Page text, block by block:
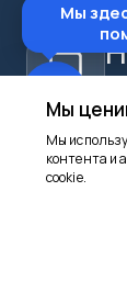
Мы
Мы
контента и
cookie.
Мы